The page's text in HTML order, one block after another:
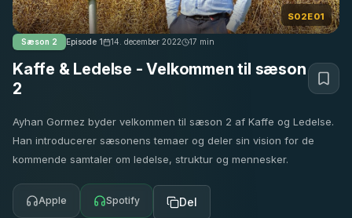
S02E01
Sæson 2 Episode 1 14. december 2022 17 min
Kaffe & Ledelse - Velkommen til sæson
2
Ayhan Gormez byder velkommen til sæson 2 af Kaffe og Ledelse.
Han introducerer sæsonens temaer og deler sin vision for de
kommende samtaler om ledelse, struktur og mennesker.
Apple Spotify Del